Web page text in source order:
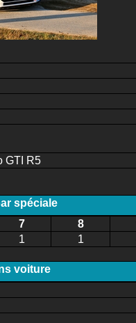
GTI R5
spéciale
7 8
1 1
voiture